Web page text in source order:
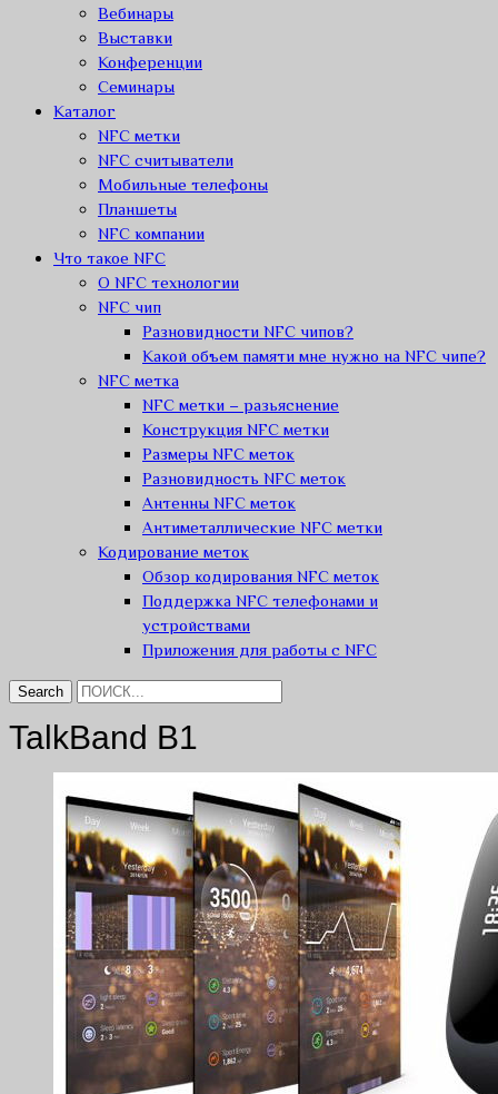
Вебинары
Выставки
Конференции
Семинары
Каталог
NFC метки
NFC считыватели
Мобильные телефоны
Планшеты
NFC компании
Что такое NFC
О NFC технологии
NFC чип
Разновидности NFC чипов?
Какой объем памяти мне нужно на NFC чипе?
NFC метка
NFC метки – разьяснение
Конструкция NFC метки
Размеры NFC меток
Разновидность NFC меток
Антенны NFC меток
Антиметаллические NFC метки
Кодирование меток
Обзор кодирования NFC меток
Поддержка NFC телефонами и
устройствами
Приложения для работы с NFC
TalkBand В1